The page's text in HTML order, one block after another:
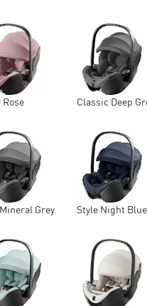
Rose Classic Deep
Grey Style Night Blue